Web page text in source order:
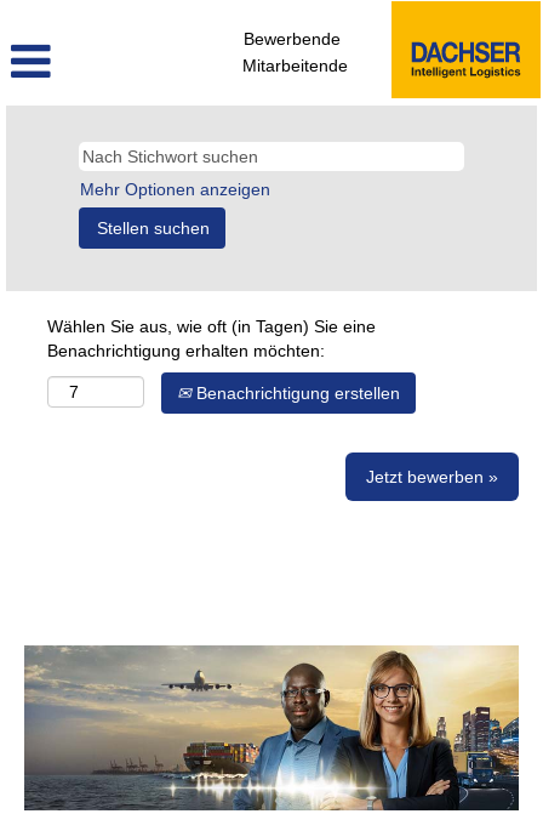
Bewerbende
Mitarbeitende
Mehr Optionen anzeigen
Wählen Sie aus, wie oft (in Tagen) Sie eine
Benachrichtigung erhalten möchten:
Benachrichtigung erstellen
Jetzt bewerben »